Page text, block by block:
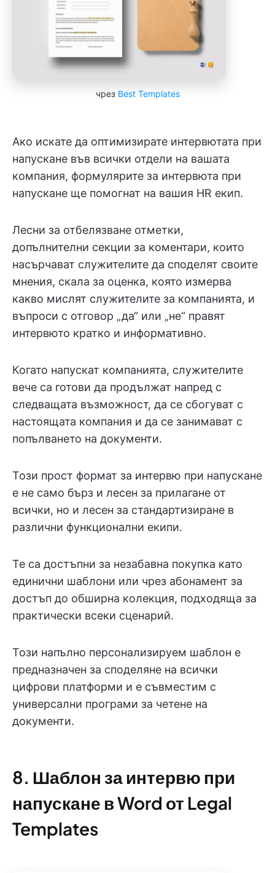
чрез Best Templates
Ако искате да оптимизирате интервютата при
напускане във всички отдели на вашата
компания, формулярите за интервюта при
напускане ще помогнат на вашия HR екип.
Лесни за отбелязване отметки,
допълнителни секции за коментари, които
насърчават служителите да споделят своите
мнения, скала за оценка, която измерва
какво мислят служителите за компанията, и
въпроси с отговор „да“ или „не“ правят
интервюто кратко и информативно.
Когато напускат компанията, служителите
вече са готови да продължат напред с
следващата възможност, да се сбогуват с
настоящата компания и да се занимават с
попълването на документи.
Този прост формат за интервю при напускане
е не само бърз и лесен за прилагане от
всички, но и лесен за стандартизиране в
различни функционални екипи.
Те са достъпни за незабавна покупка като
единични шаблони или чрез абонамент за
достъп до обширна колекция, подходяща за
практически всеки сценарий.
Този напълно персонализируем шаблон е
предназначен за споделяне на всички
цифрови платформи и е съвместим с
универсални програми за четене на
документи.
8. Шаблон за интервю при
напускане в Word от Legal
Templates